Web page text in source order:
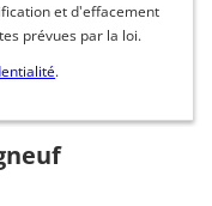
et d'effacement
prévues par la loi.
.